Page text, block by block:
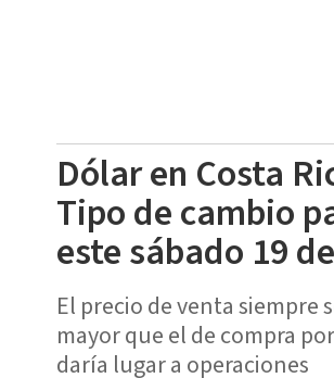
Dólar en Costa
Tipo de cambio
este sábado 19
El precio de venta siempre
mayor que el de compra
daría lugar a operaciones